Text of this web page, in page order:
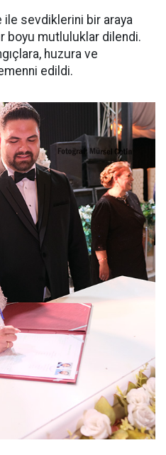
ile sevdiklerini bir araya
boyu mutluluklar dilendi.
huzura ve
edildi.